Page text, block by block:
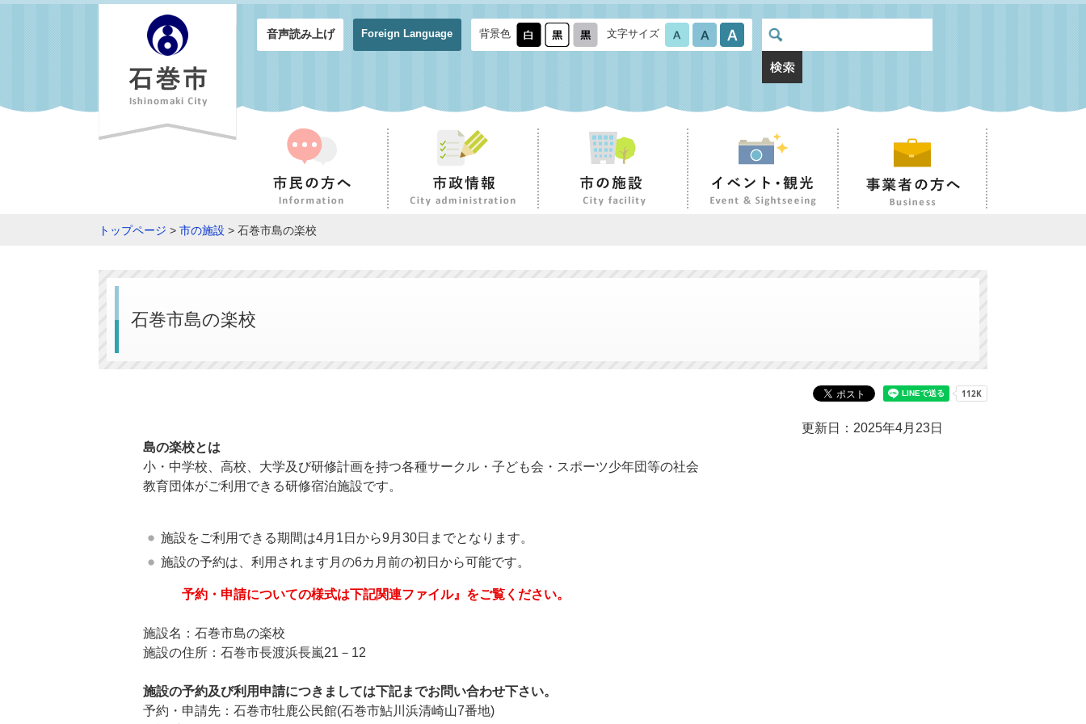
音声読み上げ Foreign Language 背景色 文字サイズ
トップページ > 市の施設 > 石巻市島の楽校
石巻市島の楽校
更新日：2025年4月23日
島の楽校とは
小・中学校、高校、大学及び研修計画を持つ各種サークル・子ども会・スポーツ少年団等の社会
教育団体がご利用できる研修宿泊施設です。
施設をご利用できる期間は4月1日から9月30日までとなります。
施設の予約は、利用されます月の6カ月前の初日から可能です。
予約・申請についての様式は下記関連ファイル』をご覧ください。
施設名：石巻市島の楽校
施設の住所：石巻市長渡浜長嵐21－12
施設の予約及び利用申請につきましては下記までお問い合わせ下さい。
予約・申請先：石巻市牡鹿公民館(石巻市鮎川浜清崎山7番地)